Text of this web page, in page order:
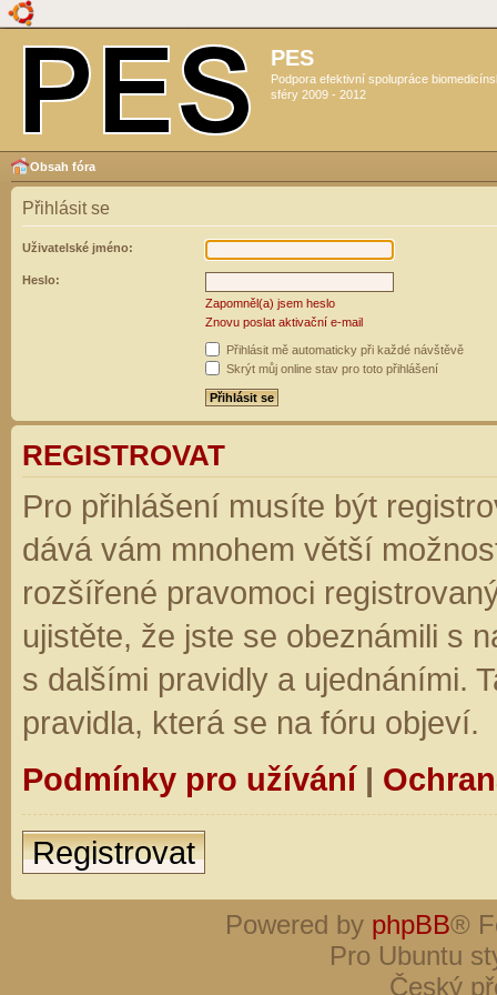
PES
Podpora efektivní spolupráce
sféry 2009 - 2012
Obsah fóra
Přihlásit se
Uživatelské jméno:
Heslo:
Zapomněl(a) jsem heslo
Znovu poslat aktivační e-mail
Přihlásit mě automaticky při každé návštěvě
Skrýt můj online stav pro toto přihlášení
REGISTROVAT
Pro přihlášení musíte být
dává vám mnohem větší
rozšířené pravomoci
ujistěte, že jste se obeznámili s
s dalšími pravidly a ujednáními.
pravidla, která se na fóru objeví.
Podmínky pro užívání|
Registrovat
Powered by phpBB®
Pro Ubuntu
Český